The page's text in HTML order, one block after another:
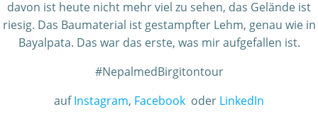
davon ist heute nicht mehr viel zu sehen, das Gelände ist
riesig. Das Baumaterial ist gestampfter Lehm, genau wie in
Bayalpata. Das war das erste, was mir aufgefallen ist.
#NepalmedBirgitontour
aufInstagram, Facebook oder LinkedIn